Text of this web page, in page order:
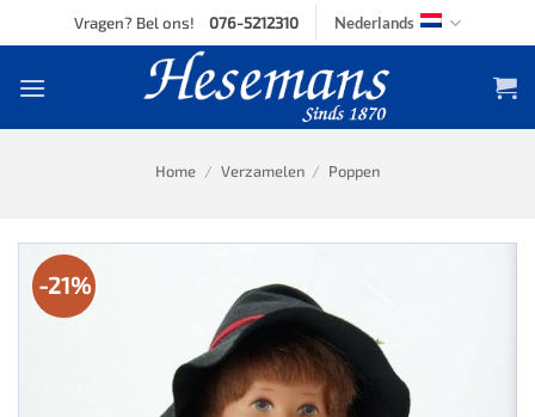
to
Vragen? Bel ons! 076-5212310 Nederlands
Home / Verzamelen / Poppen
-21%